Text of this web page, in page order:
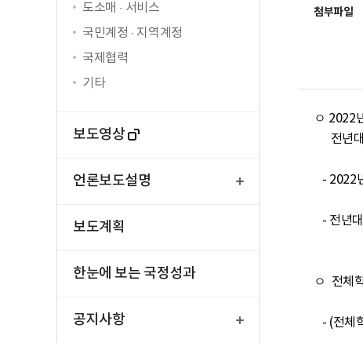
도소매 · 서비스
국민계정 · 지역계정
국제협력
기타
보도영상
언론보도설명
보도계획
한눈에 보는 국정성과
공지사항
첨부파일
ㅇ 2022
ㅇ  전체